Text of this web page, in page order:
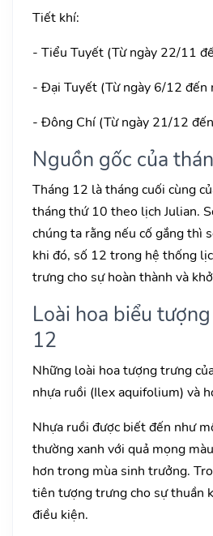
Tiết khí:
- Tiểu Tuyết (Từ ngày 22/11
- Đại Tuyết (Từ ngày 6/12 đến
- Đông Chí (Từ ngày 21/12
Nguồn gốc của
Tháng 12 là tháng cuối cùng
tháng thứ 10 theo lịch Julian.
chúng ta rằng nếu cố gắng thì
khi đó, số 12 trong hệ thống
trưng cho sự hoàn thành và
Loài hoa biểu
12
Những loài hoa tượng trưng
nhựa ruồi (Ilex aquifolium) và
Nhựa ruồi được biết đến như
thường xanh với quả mọng
hơn trong mùa sinh trưởng.
tiên tượng trưng cho sự thuần
điều kiện.